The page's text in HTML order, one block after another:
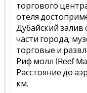
торгового
отеля
Дубайский
части города,
торговые и
Риф молл (Reef
Расстояние до
км.